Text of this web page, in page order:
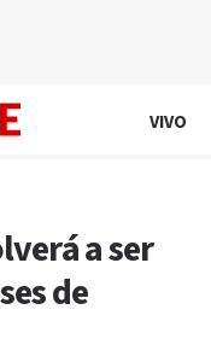
VIVO
a ser
de